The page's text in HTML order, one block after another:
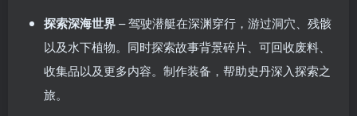
探索深海世界– 驾驶潜艇在深渊穿行，游过洞穴、残骸
以及水下植物。同时探索故事背景碎片、可回收废料、
收集品以及更多内容。制作装备，帮助史丹深入探索之
旅。